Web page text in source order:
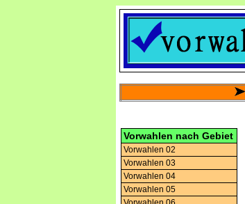
Vorwahlen nach Gebiet
Vorwahlen 02
Vorwahlen 03
Vorwahlen 04
Vorwahlen 05